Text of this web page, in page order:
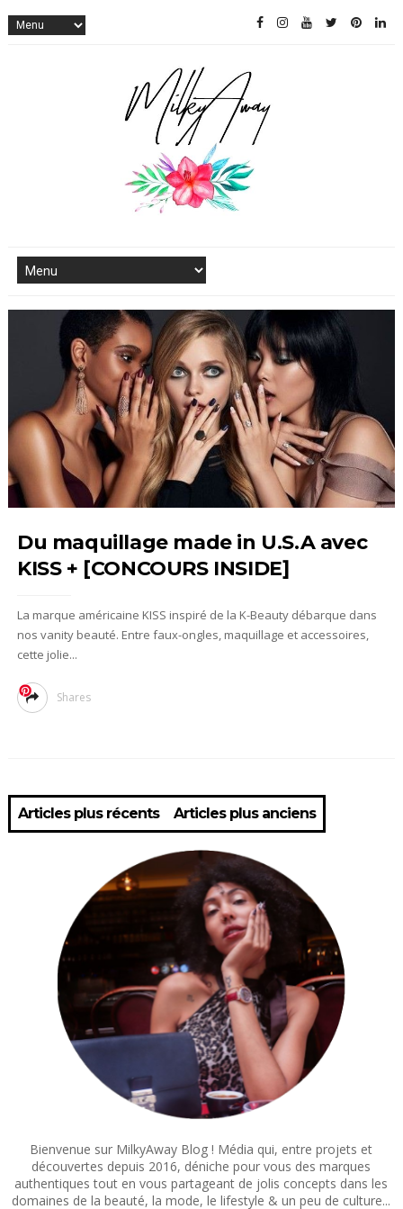
Du maquillage made in U.S.A avec
KISS + [CONCOURS INSIDE]
La marque américaine KISS inspiré de la K-Beauty débarque dans
nos vanity beauté. Entre faux-ongles, maquillage et accessoires,
cette jolie...
Shares
Articles plus récents Articles plus anciens
Bienvenue sur MilkyAway Blog ! Média qui, entre projets et
découvertes depuis 2016, déniche pour vous des marques
authentiques tout en vous partageant de jolis concepts dans les
domaines de la beauté, la mode, le lifestyle & un peu de culture...